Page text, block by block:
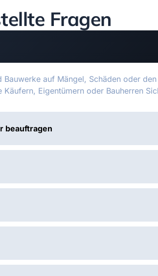
Fragen
auf Mängel, Schäden oder
Eigentümern oder Bauherren
beauftragen